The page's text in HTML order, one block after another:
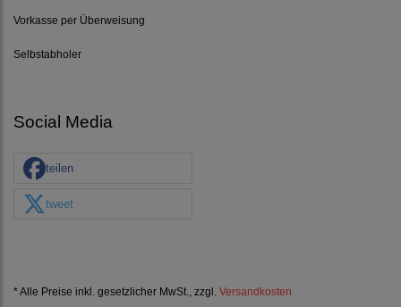
Vorkasse per Überweisung
Selbstabholer
Social Media
teilen
tweet
* Alle Preise inkl. gesetzlicher MwSt., zzgl. Versandkosten